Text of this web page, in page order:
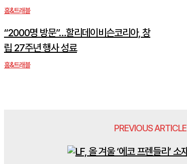
홈&트래블
“2000명 방문”…할리데이비슨코리아, 창
립 27주년 행사 성료
홈&트래블
PREVIOUS ARTICLE